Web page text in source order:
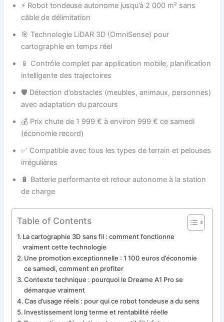
⚡ Robot tondeuse autonome jusqu’à 2 000 m² sans
câble de délimitation
🎯 Technologie LiDAR 3D (OmniSense) pour
cartographie en temps réel
📱 Contrôle complet par application mobile, planification
intelligente des trajectoires
🛡️ Détection d’obstacles (meubles, animaux, personnes)
avec adaptation du parcours
💰 Prix chute de 1 999 € à environ 999 € ce samedi
(économie record)
✅ Compatible avec tous les types de terrain et pelouses
irrégulières
🔋 Batterie performante et retour autonome à la station
de charge
Table of Contents
La cartographie 3D sans fil : comment fonctionne
vraiment cette technologie
Une promotion exceptionnelle : 1 100 euros d’économie
ce samedi, comment en profiter
Contexte technique : pourquoi le Dreame A1 Pro se
démarque vraiment
Cas d’usage réels : pour qui ce robot tondeuse a du sens
Investissement long terme et rentabilité réelle